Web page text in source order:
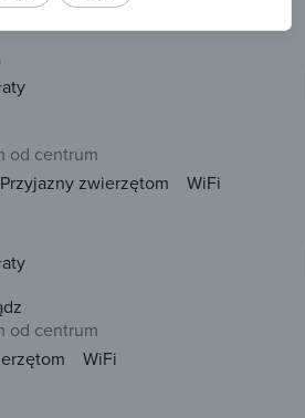
od centrum
Przyjazny zwierzętom
WiFi
od centrum
WiFi